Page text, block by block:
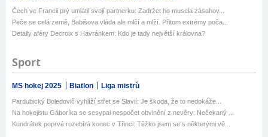
Čech ve Francii prý umlátil svojí partnerku: Zadržet ho musela zásahov...
Peče se celá země, Babišova vláda ale mlčí a mlží. Přitom extrémy poča...
Detaily aféry Decroix s Havránkem: Kdo je tady největší královna?
Sport
MS hokej 2025 Biatlon Liga mistrů
Pardubický Boledovič vyhlíží střet se Slavií: Je škoda, že to nedokáže...
Na hokejistu Gáboríka se sesypal nespočet obvinění z nevěry: Nečekaný ...
Kundrátek poprvé rozebírá konec v Třinci: Těžko jsem se s některými vě...